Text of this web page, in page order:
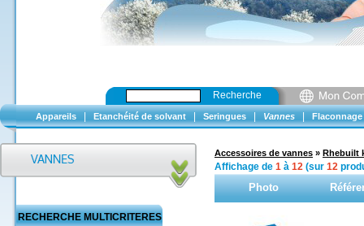
Recherche
Appareils Etanchéité de solvant Seringues Vannes Flaconnage
RECHERCHE MULTICRITERES
Accessoires de vannes » Rhebuilt
Affichage de 1 à 12 (sur 12
Photo